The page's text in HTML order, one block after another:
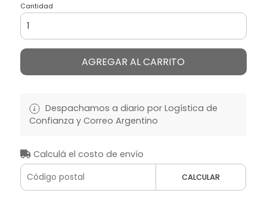
Cantidad
AGREGAR AL CARRITO
Despachamos a diario por Logística de
Confianza y Correo Argentino
Calculá el costo de envío
CALCULAR